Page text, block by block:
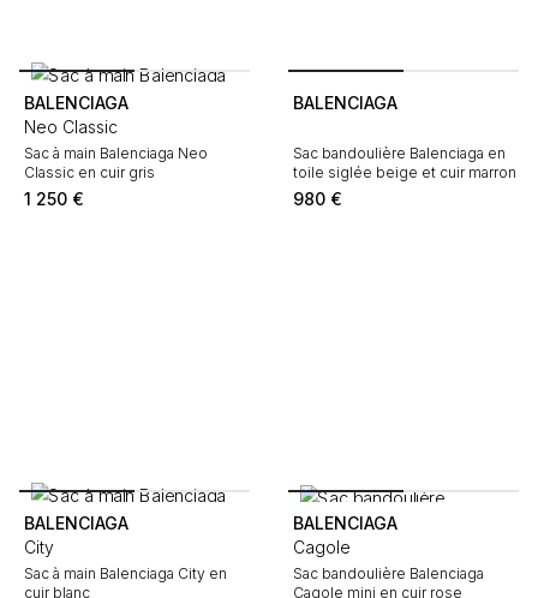
BALENCIAGA
Neo Classic
Sac à main Balenciaga Neo
Classic en cuir gris
1 250 €
BALENCIAGA
Sac bandoulière Balenciaga en
toile siglée beige et cuir marron
980 €
BALENCIAGA
City
Sac à main Balenciaga City en
cuir blanc
BALENCIAGA
Cagole
Sac bandoulière Balenciaga
Cagole mini en cuir rose